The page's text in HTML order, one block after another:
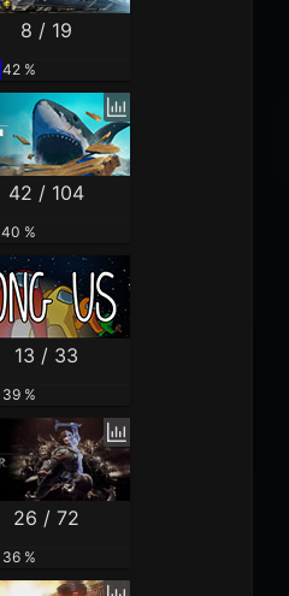
8 / 19
42 %
42 / 104
40 %
13 / 33
39 %
26 / 72
36 %